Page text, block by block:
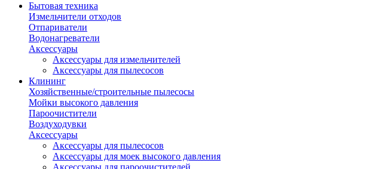
Бытовая техника
Измельчители отходов
Отпариватели
Водонагреватели
Аксессуары
Аксессуары для измельчителей
Аксессуары для пылесосов
Клининг
Хозяйственные/строительные пылесосы
Мойки высокого давления
Пароочистители
Воздуходувки
Аксессуары
Аксессуары для пылесосов
Аксессуары для моек высокого давления
Аксессуары для пароочистителей